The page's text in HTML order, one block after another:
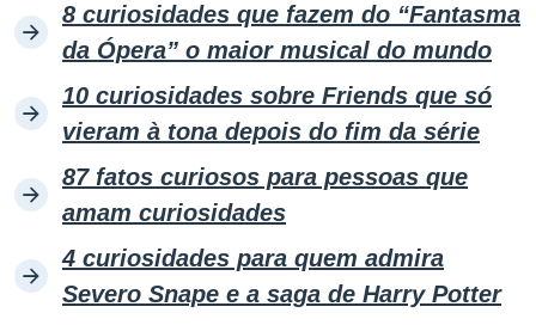
8 curiosidades que fazem do “Fantasma
da Ópera” o maior musical do mundo
10 curiosidades sobre Friends que só
vieram à tona depois do fim da série
87 fatos curiosos para pessoas que
amam curiosidades
4 curiosidades para quem admira
Severo Snape e a saga de Harry Potter